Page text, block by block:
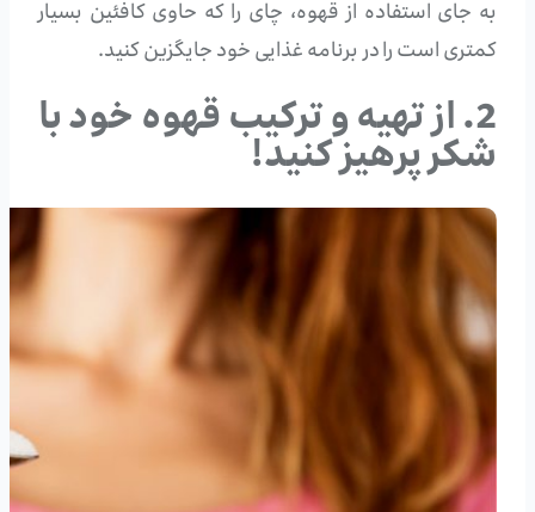
به جای استفاده از قهوه، چای را که حاوی کافئین بسیار
کمتری است را در برنامه غذایی خود جایگزین کنید.
2. از تهیه و ترکیب قهوه خود با
شکر پرهیز کنید!